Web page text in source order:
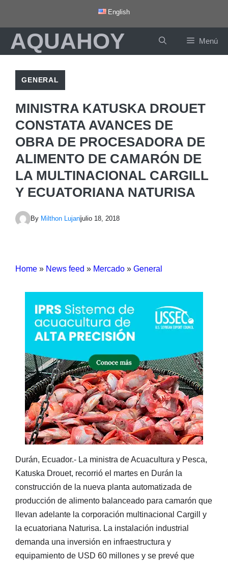
contenido
English
AQUAHOY Menú
GENERAL
MINISTRA KATUSKA DROUET
CONSTATA AVANCES DE
OBRA DE PROCESADORA DE
ALIMENTO DE CAMARÓN DE
LA MULTINACIONAL CARGILL
Y ECUATORIANA NATURISA
By Milthon Lujanjulio 18, 2018
Home » News feed » Mercado » General
Durán, Ecuador.- La ministra de Acuacultura y Pesca,
Katuska Drouet, recorrió el martes en Durán la
construcción de la nueva planta automatizada de
producción de alimento balanceado para camarón que
llevan adelante la corporación multinacional Cargill y
la ecuatoriana Naturisa. La instalación industrial
demanda una inversión en infraestructura y
equipamiento de USD 60 millones y se prevé que